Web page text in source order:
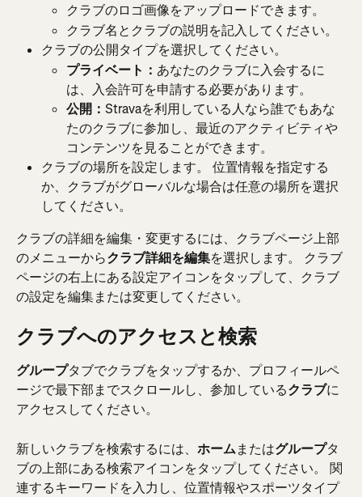
クラブのロゴ画像をアップロードできます。
クラブ名とクラブの説明を記入してください。
クラブの公開タイプを選択してください。
プライベート： あなたのクラブに入会するに
は、入会許可を申請する必要があります。
公開： Stravaを利用している人なら誰でもあな
たのクラブに参加し、最近のアクティビティや
コンテンツを見ることができます。
クラブの場所を設定します。 位置情報を指定する
か、クラブがグローバルな場合は任意の場所を選択
してください。
クラブの詳細を編集・変更するには、クラブページ上部
のメニューからクラブ詳細を編集を選択します。 クラブ
ページの右上にある設定アイコンをタップして、クラブ
の設定を編集または変更してください。
クラブへのアクセスと検索
グループタブでクラブをタップするか、プロフィールペ
ージで最下部までスクロールし、参加しているクラブに
アクセスしてください。
新しいクラブを検索するには、 ホームまたはグループタ
ブの上部にある検索アイコンをタップしてください。 関
連するキーワードを入力し、位置情報やスポーツタイプ